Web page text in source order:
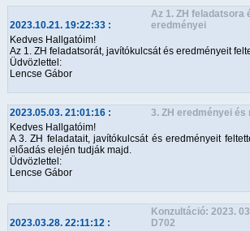
2023.10.21. 19:22:33:
Az 1. ZH feladatsora
eredményei
Kedves Hallgatóim!
Az 1. ZH feladatsorát, javítókulcsát és eredményeit
Üdvözlettel:
Lencse Gábor
2023.05.03. 21:01:16:
3. ZH eredményei és
Kedves Hallgatóim!
A 3. ZH feladatait, javítókulcsát és eredményeit
előadás elején tudják majd.
Üdvözlettel:
Lencse Gábor
2023.03.28. 22:11:12:
Konzultáció: 2023.
D702